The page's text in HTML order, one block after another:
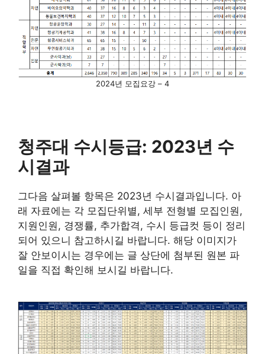
2024년 모집요강 – 4
청주대 수시등급: 2023년 수
시결과
그다음 살펴볼 항목은 2023년 수시결과입니다. 아
래 자료에는 각 모집단위별, 세부 전형별 모집인원,
지원인원, 경쟁률, 추가합격, 수시 등급컷 등이 정리
되어 있으니 참고하시길 바랍니다. 해당 이미지가
잘 안보이시는 경우에는 글 상단에 첨부된 원본 파
일을 직접 확인해 보시길 바랍니다.